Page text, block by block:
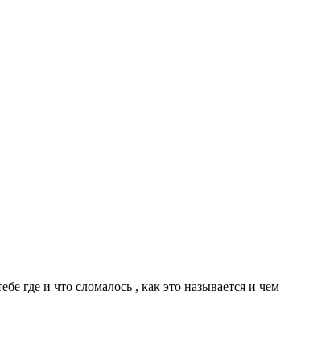
где и что сломалось , как это называется и чем